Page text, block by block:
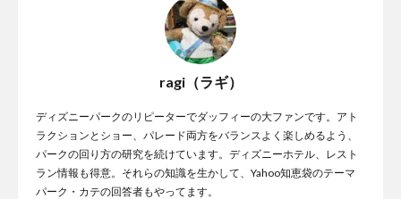
ragi（ラギ）
ディズニーパークのリピーターでダッフィーの大ファンです。アト
ラクションとショー、パレード両方をバランスよく楽しめるよう、
パークの回り方の研究を続けています。ディズニーホテル、レスト
ラン情報も得意。それらの知識を生かして、Yahoo知恵袋のテーマ
パーク・カテの回答者もやってます。